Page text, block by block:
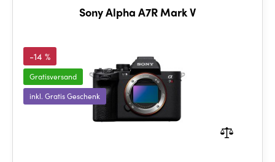
Sony Alpha A7R Mark V
-14 %
Gratisversand
inkl. Gratis Geschenk